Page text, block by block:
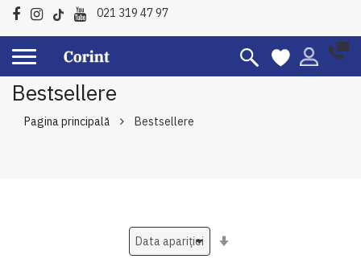
021 319 47 97
Bestsellere
Pagina principală Bestsellere